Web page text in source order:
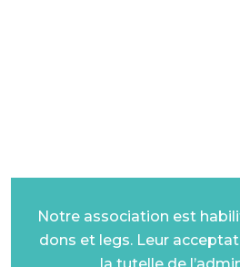
Notre association est
dons et legs. Leur
la tutelle de